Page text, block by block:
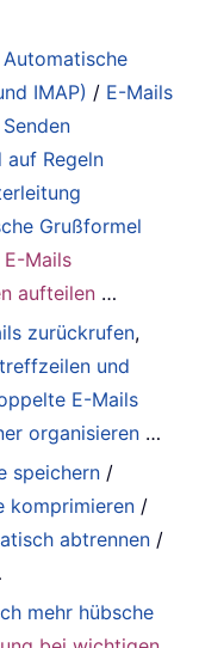
Automatische
IMAP) / E-Mails
auf Regeln
Grußformel
Mails
aufteilen …
zurückrufen,
und
E-Mails
organisieren …
speichern /
komprimieren /
abtrennen /
mehr hübsche